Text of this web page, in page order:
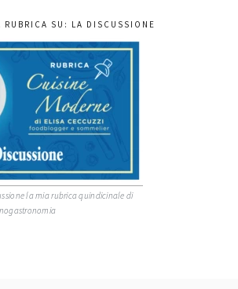
RUBRICA SU: LA DISCUSSIONE
la mia rubrica quindicinale di